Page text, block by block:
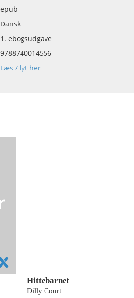
epub
Dansk
1. ebogsudgave
9788740014556
Læs / lyt her
Hittebarnet
Dilly Court